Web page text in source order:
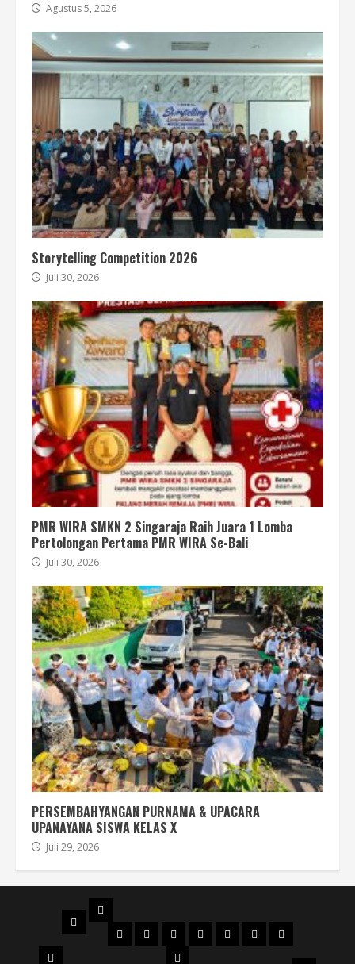
Agustus 5, 2026
Storytelling Competition 2026
Juli 30, 2026
PMR WIRA SMKN 2 Singaraja Raih Juara 1 Lomba
Pertolongan Pertama PMR WIRA Se-Bali
Juli 30, 2026
PERSEMBAHYANGAN PURNAMA & UPACARA
UPANAYANA SISWA KELAS X
Juli 29, 2026
BERANDA
PROFIL
STRUKTUR
ORGANISASI
DENAHMAPSSEJARAH
AKREDITASI
SERTIFIKAT
FILOSOFI
LOGO
JURUSAN
WKS